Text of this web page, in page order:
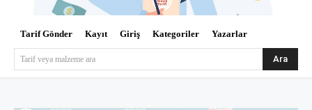
Tarif Gönder Kayıt Giriş Kategoriler Yazarlar
Tarif veya malzeme ara Ara